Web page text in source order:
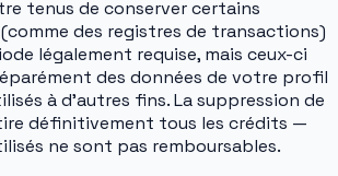
tenus de conserver certains
des registres de transactions)
légalement requise, mais ceux-ci
des données de votre profil
à d'autres fins. La suppression de
définitivement tous les crédits —
ne sont pas remboursables.